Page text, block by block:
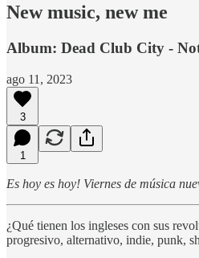
New music, new me
Album: Dead Club City -
ago 11, 2023
3
1
Es hoy es hoy! Viernes de música
¿Qué tienen los ingleses con sus
progresivo, alternativo, indie, punk,